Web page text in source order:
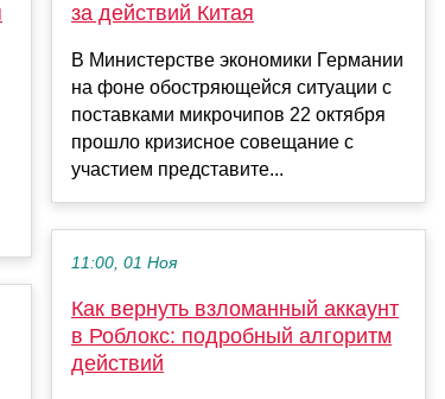
за действий Китая
В Министерстве экономики Германии
на фоне обостряющейся ситуации с
поставками микрочипов 22 октября
прошло кризисное совещание с
участием представите...
11:00, 01 Ноя
Как вернуть взломанный аккаунт
в Роблокс: подробный алгоритм
действий